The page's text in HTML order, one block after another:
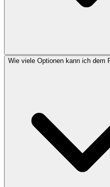
Wie viele Optionen kann ich dem